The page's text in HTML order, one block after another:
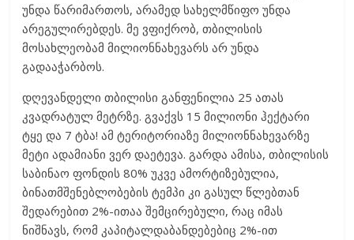
უნდა წარიმართოს, არამედ სახელმწიფო უნდა
არეგულირებდეს. მე ვფიქრობ, თბილისის
მოსახლეობამ მილიონნახევარს არ უნდა
გადააჭარბოს.
დღევანდელი თბილისი განფენილია 25 ათას
კვადრატულ მეტრზე. გვაქვს 15 მილიონი ჰექტარი
ტყე და 7 ტბა! ამ ტერიტორიაზე მილიონნახევარზე
მეტი ადამიანი ვერ დაეტევა. გარდა ამისა, თბილისის
საბინაო ფონდის 80% უკვე ამორტიზებულია,
ბინათმშენებლობების ტემპი კი გასულ წლებთან
შედარებით 2%-ითაა შემცირებული, რაც იმას
ნიშნავს, რომ კაპიტალდაბანდებებიც 2%-ით